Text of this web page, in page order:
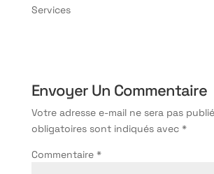
Services
Envoyer Un Commentaire
Votre adresse e-mail ne sera pas
obligatoires sont indiqués avec *
Commentaire *